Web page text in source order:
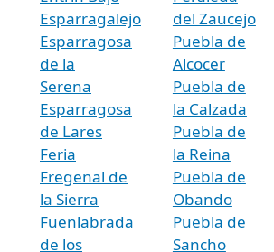
Esparragalejo
Esparragosa
de la
Serena
Esparragosa
de Lares
Feria
Fregenal de
la Sierra
Fuenlabrada
de los
del Zaucejo
Puebla de
Alcocer
Puebla de
la Calzada
Puebla de
la Reina
Puebla de
Obando
Puebla de
Sancho